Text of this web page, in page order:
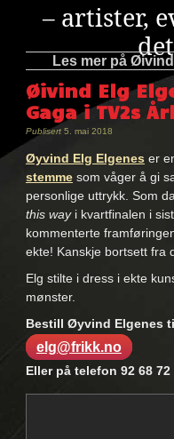
– artister,
Les mer på
Øivind Elg
Gaga i TV2s
Publisert5. mai 2018
Øyvind Elg Elgenes er
stemmesom våger å gi
personlige uttrykk. Som
this wayi kvartfinalen i
kommenterte
ekte! Kanskje bortsett fra
Elg stilte i dress i ekte
mønster.
Bestill Øyvind Elgenes
elg@frikk.no
Eller på telefon 92 68 72